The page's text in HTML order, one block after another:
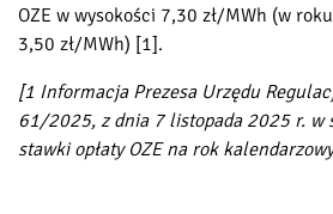
OZE w wysokości 7,30 zł/MWh (w
3,50 zł/MWh) [1].
[1 Informacja Prezesa Urzędu
61/2025, z dnia 7 listopada 2025 r. w
stawki opłaty OZE na rok